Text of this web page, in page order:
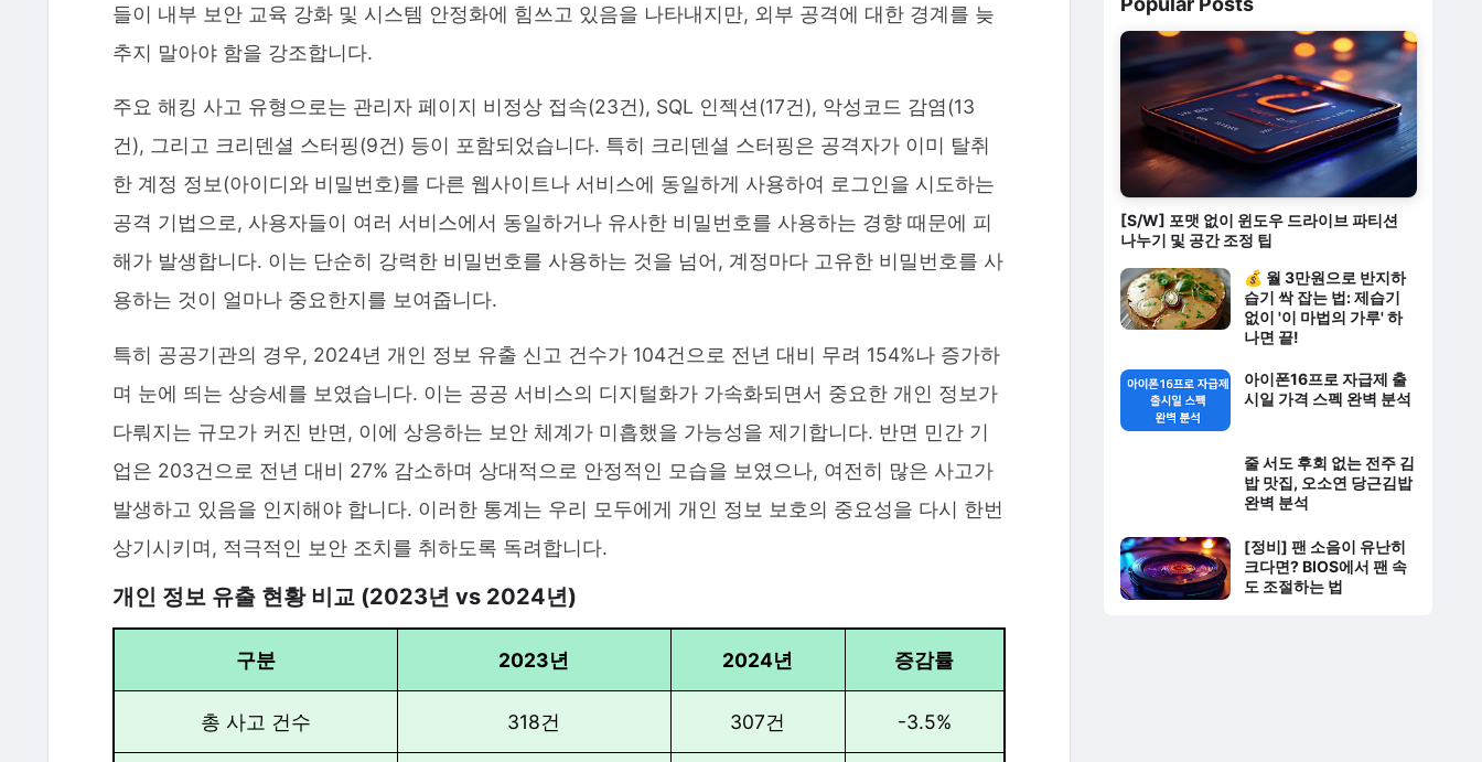
들이 내부 보안 교육 강화 및 시스템 안정화에 힘쓰고 있음을 나타내지만, 외부 공격에 대한 경계를 늦
추지 말아야 함을 강조합니다.
주요 해킹 사고 유형으로는 관리자 페이지 비정상 접속(23건), SQL 인젝션(17건), 악성코드 감염(13
건), 그리고 크리덴셜 스터핑(9건) 등이 포함되었습니다. 특히 크리덴셜 스터핑은 공격자가 이미 탈취
한 계정 정보(아이디와 비밀번호)를 다른 웹사이트나 서비스에 동일하게 사용하여 로그인을 시도하는
공격 기법으로, 사용자들이 여러 서비스에서 동일하거나 유사한 비밀번호를 사용하는 경향 때문에 피
해가 발생합니다. 이는 단순히 강력한 비밀번호를 사용하는 것을 넘어, 계정마다 고유한 비밀번호를 사
용하는 것이 얼마나 중요한지를 보여줍니다.
특히 공공기관의 경우, 2024년 개인 정보 유출 신고 건수가 104건으로 전년 대비 무려 154%나 증가하
며 눈에 띄는 상승세를 보였습니다. 이는 공공 서비스의 디지털화가 가속화되면서 중요한 개인 정보가
다뤄지는 규모가 커진 반면, 이에 상응하는 보안 체계가 미흡했을 가능성을 제기합니다. 반면 민간 기
업은 203건으로 전년 대비 27% 감소하며 상대적으로 안정적인 모습을 보였으나, 여전히 많은 사고가
발생하고 있음을 인지해야 합니다. 이러한 통계는 우리 모두에게 개인 정보 보호의 중요성을 다시 한번
상기시키며, 적극적인 보안 조치를 취하도록 독려합니다.
개인 정보 유출 현황 비교 (2023년 vs 2024년)
구분 2023년 2024년 증감률
총 사고 건수 318건 307건 -3.5%
[S/W] 포맷 없이 윈도우 드라이브 파티션
나누기 및 공간 조정 팁
💰 월 3만원으로 반지하
습기 싹 잡는 법: 제습기
없이 '이 마법의 가루' 하
나면 끝!
아이폰16프로 자급제 출
시일 가격 스펙 완벽 분석
줄 서도 후회 없는 전주 김
밥 맛집, 오소연 당근김밥
완벽 분석
[정비] 팬 소음이 유난히
크다면? BIOS에서 팬 속
도 조절하는 법